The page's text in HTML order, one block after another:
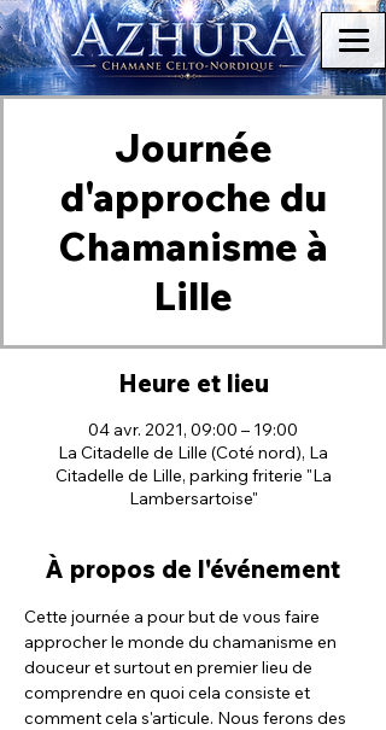
Journée
d'approche du
Chamanisme à
Lille
Heure et lieu
04 avr. 2021, 09:00 – 19:00
La Citadelle de Lille (Coté nord), La
Citadelle de Lille, parking friterie "La
Lambersartoise"
À propos de l'événement
Cette journée a pour but de vous faire
approcher le monde du chamanisme en
douceur et surtout en premier lieu de
comprendre en quoi cela consiste et
comment cela s'articule. Nous ferons des